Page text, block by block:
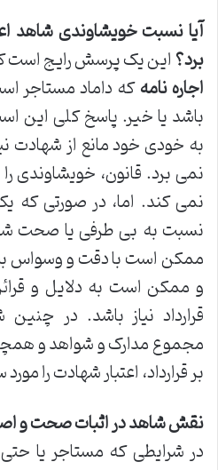
آیا نسبت خویشاوندی شاهد
برد؟این یک پرسش رایج است
اجاره نامهکه داماد مستاجر
باشد یا خیر. پاسخ کلی این
به خودی خود مانع از شهادت
نمی برد. قانون، خویشاوندی
نمی کند. اما، در صورتی که
نسبت به بی طرفی یا صحت
ممکن است با دقت و وسواس
و ممکن است به دلایل و
قرارداد نیاز باشد. در
مجموع مدارک و شواهد و
بر قرارداد، اعتبار شهادت را
نقش شاهد در اثبات صحت و
در شرایطی که مستاجر یا